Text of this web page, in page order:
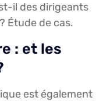
il des dirigeants
Étude de cas.
: et les
est également